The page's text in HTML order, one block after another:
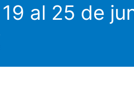
al 25 de